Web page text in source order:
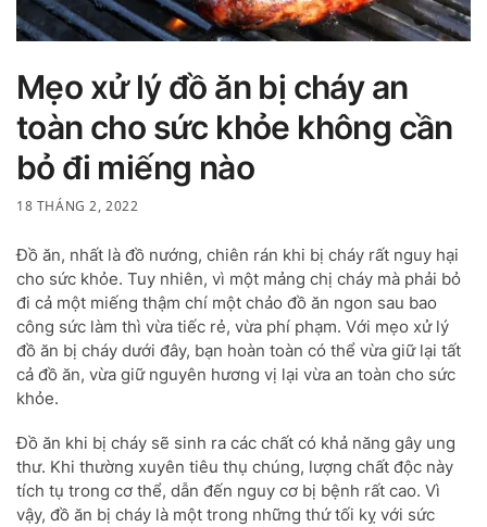
Mẹo xử lý đồ ăn bị cháy an
toàn cho sức khỏe không cần
bỏ đi miếng nào
18 THÁNG 2, 2022
Đồ ăn, nhất là đồ nướng, chiên rán khi bị cháy rất nguy hại
cho sức khỏe. Tuy nhiên, vì một mảng chị cháy mà phải bỏ
đi cả một miếng thậm chí một chảo đồ ăn ngon sau bao
công sức làm thì vừa tiếc rẻ, vừa phí phạm. Với mẹo xử lý
đồ ăn bị cháy dưới đây, bạn hoàn toàn có thể vừa giữ lại tất
cả đồ ăn, vừa giữ nguyên hương vị lại vừa an toàn cho sức
khỏe.
Đồ ăn khi bị cháy sẽ sinh ra các chất có khả năng gây ung
thư. Khi thường xuyên tiêu thụ chúng, lượng chất độc này
tích tụ trong cơ thể, dẫn đến nguy cơ bị bệnh rất cao. Vì
vậy, đồ ăn bị cháy là một trong những thứ tối kỵ với sức